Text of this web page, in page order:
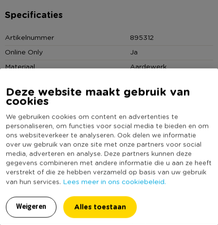
Deze website maakt gebruik van
cookies
We gebruiken cookies om content en advertenties te
personaliseren, om functies voor social media te bieden en om
ons websiteverkeer te analyseren. Ook delen we informatie
over uw gebruik van onze site met onze partners voor social
media, adverteren en analyse. Deze partners kunnen deze
gegevens combineren met andere informatie die u aan ze heeft
verstrekt of die ze hebben verzameld op basis van uw gebruik
van hun services. Lees meer in ons cookiebeleid.
Weigeren Alles toestaan
Specificaties
Artikelnummer
895312
Online Only
Ja
Materiaal
Aardewerk
Productbreedte (cm)
11
Kleur
Crème
Productlengte (cm)
11
Vorm
Rond
Merk
Mica Decorations
Met print
Nee
Vaatwasmachine bestendig
Ja
Dubbelwandig
Nee